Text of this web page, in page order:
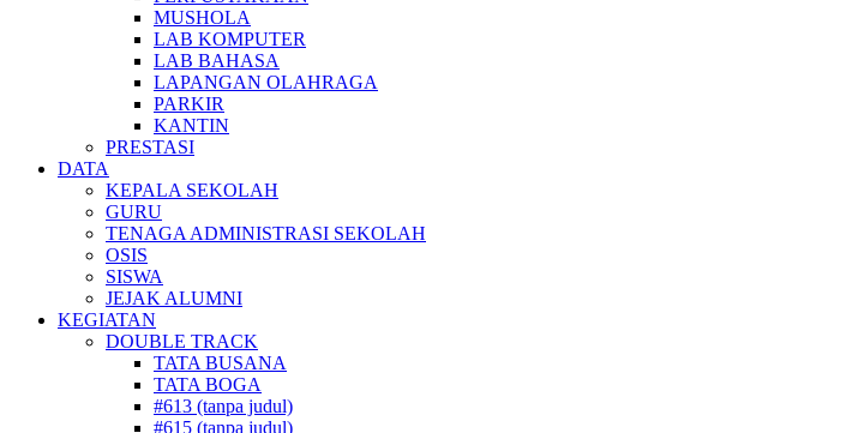
MUSHOLA
LAB KOMPUTER
LAB BAHASA
LAPANGAN OLAHRAGA
PARKIR
KANTIN
PRESTASI
DATA
KEPALA SEKOLAH
GURU
TENAGA ADMINISTRASI SEKOLAH
OSIS
SISWA
JEJAK ALUMNI
KEGIATAN
DOUBLE TRACK
TATA BUSANA
TATA BOGA
#613 (tanpa judul)
#615 (tanpa judul)